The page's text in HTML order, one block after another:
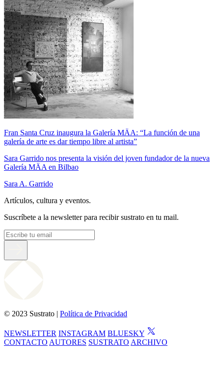
Fran Santa Cruz inaugura la Galería MÄA: “La función de una
galería de arte es dar tiempo libre al artista”
Sara Garrido nos presenta la visión del joven fundador de la nueva
Galería MÄA en Bilbao
Sara A. Garrido
Artículos, cultura y eventos.
Suscríbete a la newsletter para recibir sustrato en tu mail.
© 2023 Sustrato | Política de Privacidad
NEWSLETTER INSTAGRAM BLUESKY
CONTACTO AUTORES SUSTRATO ARCHIVO